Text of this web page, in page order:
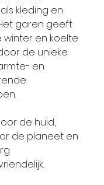
kleding en
garen geeft
winter en koelte
de unieke
en
de huid,
de planeet en